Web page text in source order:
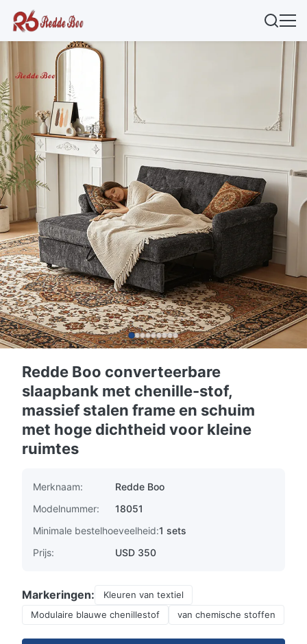
Redde Boo converteerbare
slaapbank met chenille-stof,
massief stalen frame en schuim
met hoge dichtheid voor kleine
ruimtes
Merknaam:
Redde Boo
Modelnummer:
18051
Minimale bestelhoeveelheid:1 sets
Prijs:
USD 350
Markeringen:
Kleuren van textiel
Modulaire blauwe chenillestof
van chemische stoffen